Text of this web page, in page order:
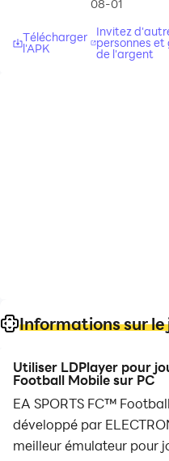
08-01
Télécharger
l'APK
Invitez
personnes et
de l'argent
Informations sur le
Utiliser LDPlayer pour
Football Mobile sur PC
EA SPORTS FC™
développé par
meilleur émulateur pour